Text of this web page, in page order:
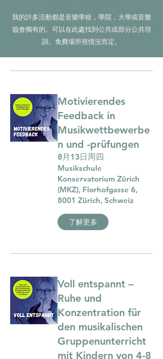
我的許多活動都是音樂學校，學院，大學或音樂
協會獨有的。可以在此處找到公共或部分公共培
訓。免費場所視情況而定。
Motivierendes
Feedback in
Musikwettbewerbe
n und -prüfungen
8月13日周四
Musikschule
Konservatorium Zürich
(MKZ), Florhofgasse 6,
8001 Zürich, Schweiz
了解更多
Voll entspannt –
Ruhe und
Konzentration für
den musikalischen
Gruppenunterricht
mit Kindern von 4-8